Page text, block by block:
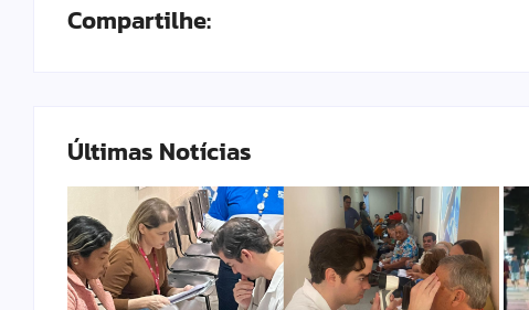
Compartilhe:
Últimas Notícias